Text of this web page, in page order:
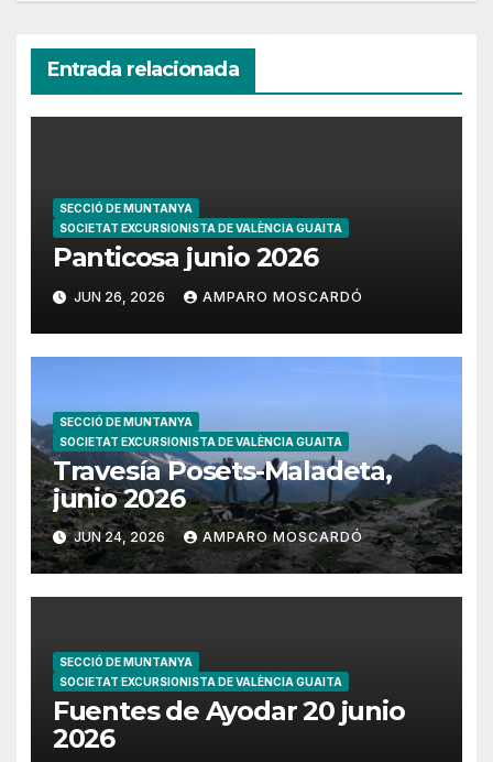
Entrada relacionada
SECCIÓ DE MUNTANYA
SOCIETAT EXCURSIONISTA DE VALÈNCIA GUAITA
Panticosa junio 2026
JUN 26, 2026 AMPARO MOSCARDÓ
SECCIÓ DE MUNTANYA
SOCIETAT EXCURSIONISTA DE VALÈNCIA GUAITA
Travesía Posets-Maladeta,
junio 2026
JUN 24, 2026 AMPARO MOSCARDÓ
SECCIÓ DE MUNTANYA
SOCIETAT EXCURSIONISTA DE VALÈNCIA GUAITA
Fuentes de Ayodar 20 junio
2026